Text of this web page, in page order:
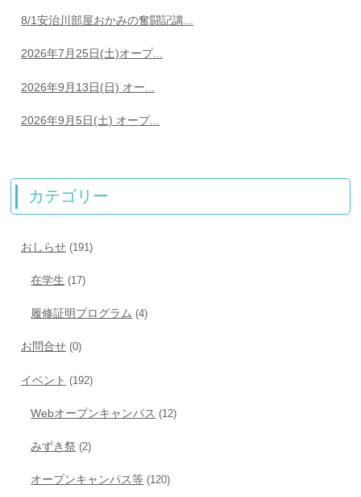
8/1安治川部屋おかみの奮闘記講...
2026年7月25日(土)オープ...
2026年9月13日(日) オー...
2026年9月5日(土) オープ...
カテゴリー
おしらせ (191)
在学生 (17)
履修証明プログラム (4)
お問合せ (0)
イベント (192)
Webオープンキャンパス (12)
みずき祭 (2)
オープンキャンパス等 (120)